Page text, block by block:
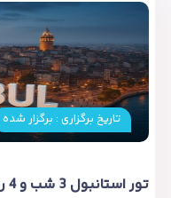
تاریخ برگزاری : برگزار شده
تور استانبول 3 شب و 4 روز